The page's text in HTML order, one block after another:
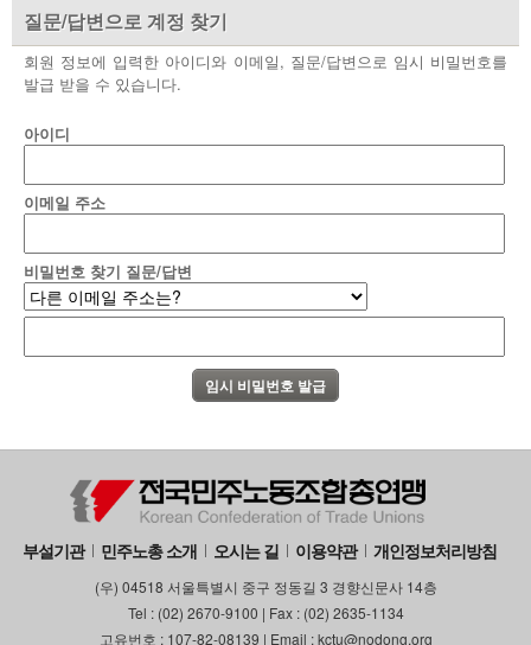
질문/답변으로 계정 찾기
회원 정보에 입력한 아이디와 이메일, 질문/답변으로 임시 비밀번호를
발급 받을 수 있습니다.
아이디
이메일 주소
비밀번호 찾기 질문/답변
부설기관 민주노총 소개 오시는 길 이용약관 개인정보처리방침
(우) 04518 서울특별시 중구 정동길 3 경향신문사 14층
Tel : (02) 2670-9100 | Fax : (02) 2635-1134
고유번호 : 107-82-08139 | Email : kctu@nodong.org
- 전국 노동상담소 안내
자료
부설기관
업무